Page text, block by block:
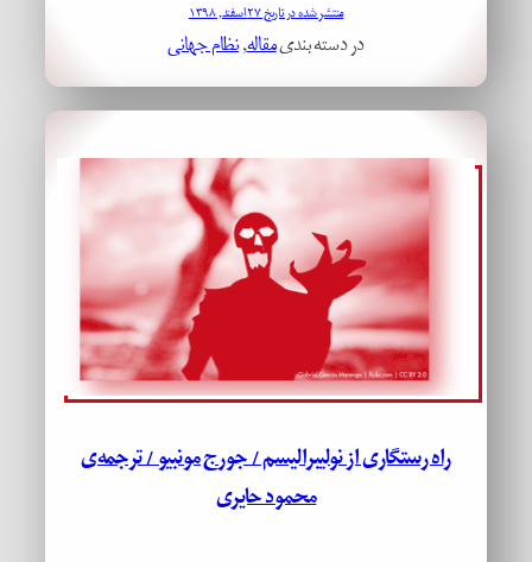
منتشر شده در تاریخ ۲۷ اسفند, ۱۳۹۸
در دسته بندیمقاله, نظام جهانی
راه رستگاری از نولیبرالیسم / جورج مونبیو / ترجمه‌ی
محمود حایری